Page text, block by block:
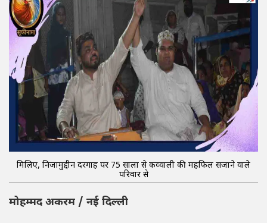
मिलिए, निजामुद्दीन दरगाह पर 75 सालों से कव्वाली की महफिल सजाने वाले
परिवार से
मोहम्मद अकरम / नई दिल्ली